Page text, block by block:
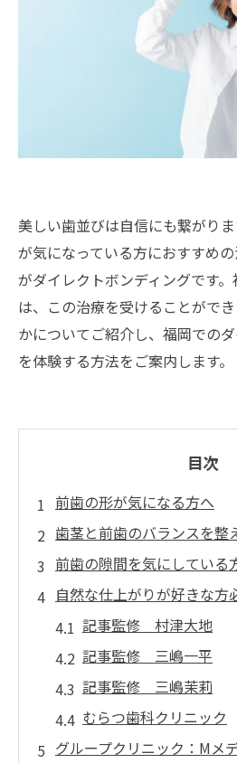
美しい歯並びは自信にも繋がり
が気になっている方におすすめ
がダイレクトボンディングです
は、この治療を受けることがで
かについてご紹介し、福岡での
を体験する方法をご案内します。
目次
前歯の形が気になる方へ
歯茎と前歯のバランスを整
前歯の隙間を気にしている
自然な仕上がりが好きな方
記事監修 村津大地
記事監修 三嶋一平
記事監修 三嶋茉莉
むらつ歯科クリニック
グループクリニック：Mメ